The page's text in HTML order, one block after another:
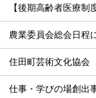
【後期高齢者医療
農業委員会総会日程
住田町芸術文化協会
仕事・学びの場創出